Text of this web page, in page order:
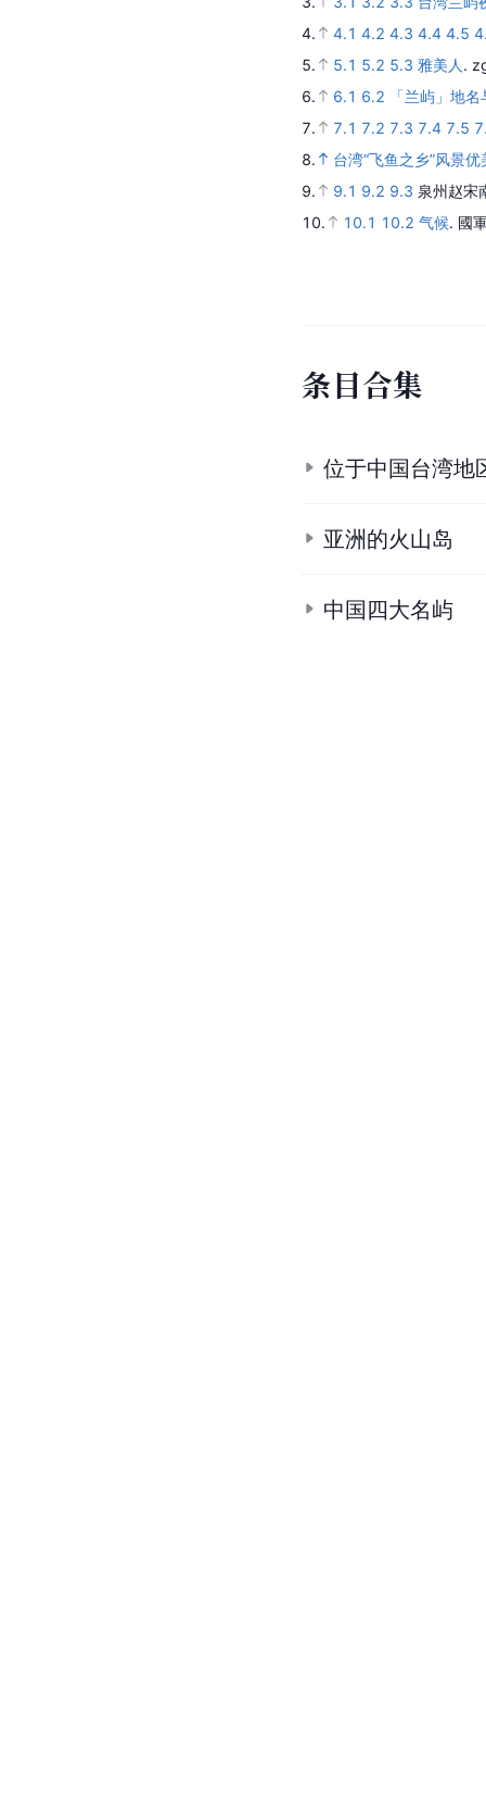
4.
4.1 4.2 4.3 4.4 4.5
5.
5.1 5.2 5.3 雅美人 .
6.
6.1 6.2
「兰屿」地
7.
7.1 7.2 7.3 7.4 7.5
8.
台湾“飞鱼之乡”风景
9.
9.1 9.2 9.3 泉州赵宋
10.
10.1 10.2 气候. 國
条目合集
位于中国台湾地
亚洲的火山岛
中国四大名屿